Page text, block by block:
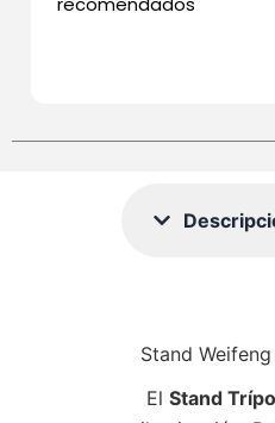
Stand
El Stand